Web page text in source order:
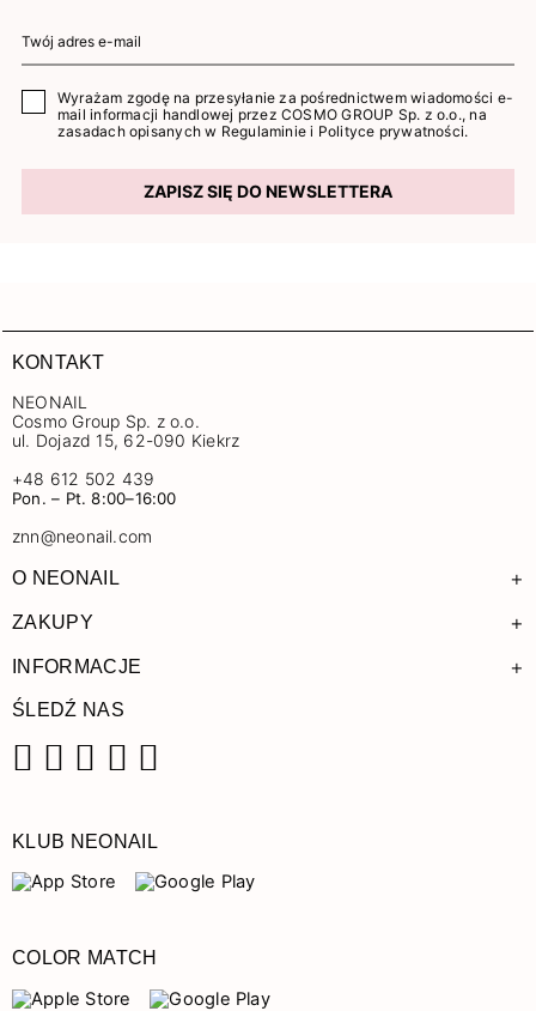
Wyrażam zgodę na przesyłanie za pośrednictwem wiadomości e-
mail informacji handlowej przez COSMO GROUP Sp. z o.o., na
zasadach opisanych w Regulaminie i Polityce prywatności.
ZAPISZ SIĘ DO NEWSLETTERA
KONTAKT
NEONAIL
Cosmo Group Sp. z o.o.
ul. Dojazd 15, 62-090 Kiekrz
+48 612 502 439
Pon. – Pt. 8:00–16:00
znn@neonail.com
O NEONAIL +
ZAKUPY +
INFORMACJE +
ŚLEDŹ NAS
KLUB NEONAIL
COLOR MATCH